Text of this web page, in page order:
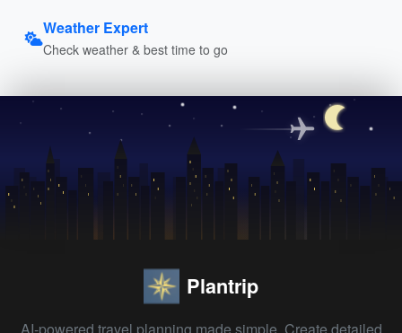
Weather Expert
Check weather & best time to go
Plantrip
AI-powered travel planning made simple. Create detailed